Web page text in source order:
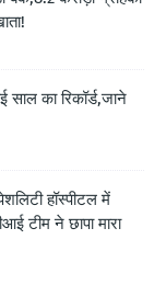
साल का रिकॉर्ड,जाने
हॉस्पीटल में
टीम ने छापा मारा